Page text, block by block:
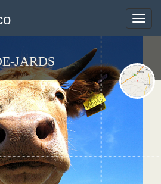
Toggle
JARDS
Toggle